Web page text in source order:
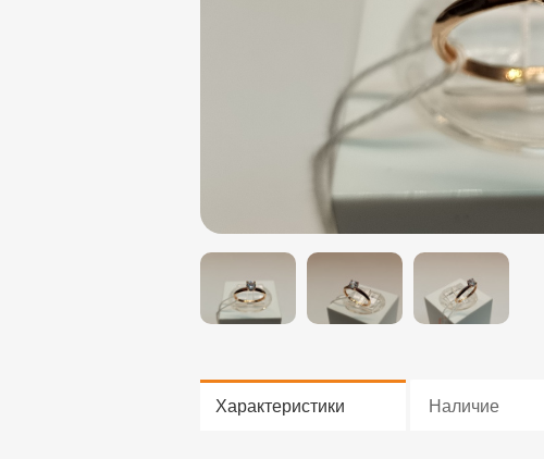
Характеристики Наличие